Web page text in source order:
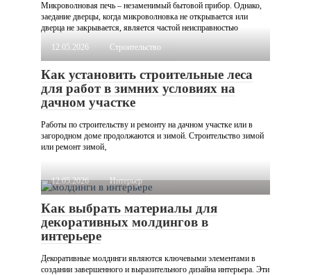
Микроволновая печь – незаменимый бытовой прибор. Однако,
заедание дверцы, когда микроволновка не открывается или
дверца не закрывается, является частой неисправностью
12.05.2026
Строительство
Как установить строительные леса
для работ в зимних условиях на
дачном участке
Работы по строительству и ремонту на дачном участке или в
загородном доме продолжаются и зимой. Строительство зимой
или ремонт зимой‚
12.05.2026 Интерьер
Как выбрать материалы для
декоративных молдингов в
интерьере
Декоративные молдинги являются ключевыми элементами в
создании завершенного и выразительного дизайна интерьера. Эти